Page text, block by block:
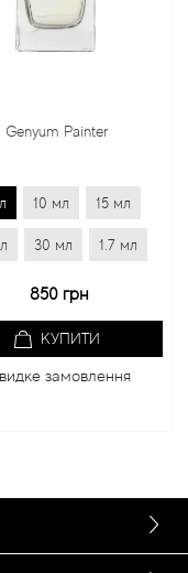
Genyum Painter
10 мл 15 мл
30 мл 1.7 мл
850 грн
КУПИТИ
замовлення